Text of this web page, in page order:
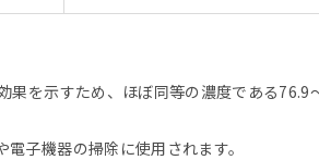
果を示すため、ほぼ同等の濃度である
子機器の掃除に使用されます。